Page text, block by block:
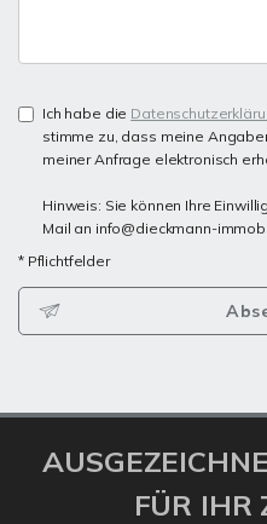
Ich habe die
stimme zu, dass meine
meiner Anfrage elektronisch
Hinweis: Sie können Ihre
Mail an info@dieckmann-
* Pflichtfelder
FÜR IHR